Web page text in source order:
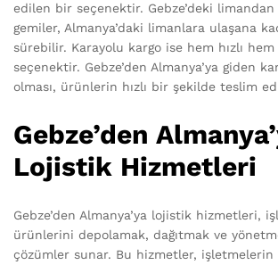
edilen bir seçenektir. Gebze’deki
gemiler, Almanya’daki limanlara ulaşana
sürebilir. Karayolu kargo ise hem hızlı
seçenektir. Gebze’den Almanya’ya giden
olması, ürünlerin hızlı bir şekilde teslim
Gebze’den
Lojistik Hizmetleri
Gebze’den Almanya’ya lojistik hizmetleri,
ürünlerini depolamak, dağıtmak ve
çözümler sunar. Bu hizmetler,